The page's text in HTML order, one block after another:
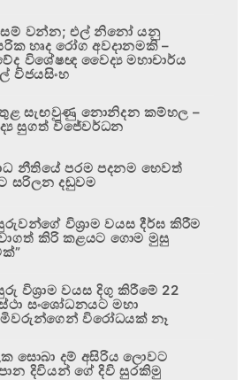
වන්න; එල් නිනෝ යනු
හෘද රෝග අවදානමකි –
විශේෂඥ වෛද්‍ය මහාචාර්ය
විජයසිංහ
සැඟවුණු නොනිදන කම්හල –
සුගත් විජේවර්ධන
නීතියේ පරම පදනම හෙවත්
සරිලන දඬුවම
විශ්‍රාම වයස දීර්ඝ කිරීම
කිරි කළයට ගොම මුසු
විශ්‍රාම වයස දිගු කිරීමේ 22
සංශෝධනයට මහා
විරෝධයක් නෑ
සොබා දම් අසිරිය ලොවට
දිවියන් ගේ දිවි සුරකිමු